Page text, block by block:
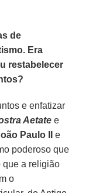
de
Era
restabelecer
e enfatizar
Aetate e
Paulo II
e
poderoso que
que a religião
o